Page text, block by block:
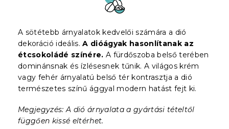
A sötétebb árnyalatok kedvelői számára a dió
dekoráció ideális.A dióágyak hasonlítanak az
étcsokoládé színére. A fürdőszoba belső terében
dominánsnak és ízlésesnek tűnik. A világos krém
vagy fehér árnyalatú belső tér kontrasztja a dió
természetes színű ággyal modern hatást fejt ki.
Megjegyzés: A dió árnyalata a gyártási tételtől
függően kissé eltérhet.